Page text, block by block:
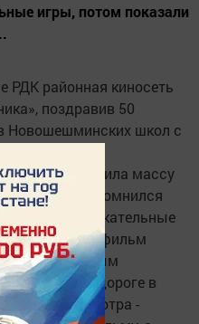
игры, потом показали
РДК районная киносеть
поздравив 50
Новошешминских школ с
приложила массу
запомнился
с ними развлекательные
фильм
по дороге в
После просмотра -